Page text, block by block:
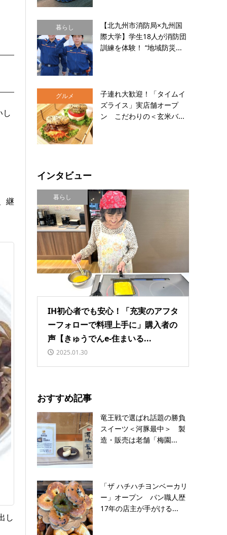
し
継
し
暮らし
【北九州市消防局×九州国
際大学】学生18人が消防団
訓練を体験！ “地域防災...
グルメ
子連れ大歓迎！「タイムイ
ズライス」実店舗オープ
ン こだわりの＜玄米バ...
インタビュー
暮らし
IH初心者でも安心！「充実のアフタ
ーフォローで料理上手に」購入者の
声【きゅうでんe-住まいる...
2025.01.30
おすすめ記事
竜王戦で選ばれ話題の勝負
スイーツ＜河豚最中＞ 製
造・販売は老舗「梅園...
「ザ ハチハチヨンベーカリ
ー」オープン パン職人歴
17年の店主が手がける...